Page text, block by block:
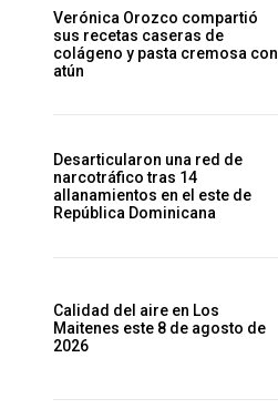
Verónica Orozco compartió
sus recetas caseras de
colágeno y pasta cremosa con
atún
Desarticularon una red de
narcotráfico tras 14
allanamientos en el este de
República Dominicana
Calidad del aire en Los
Maitenes este 8 de agosto de
2026